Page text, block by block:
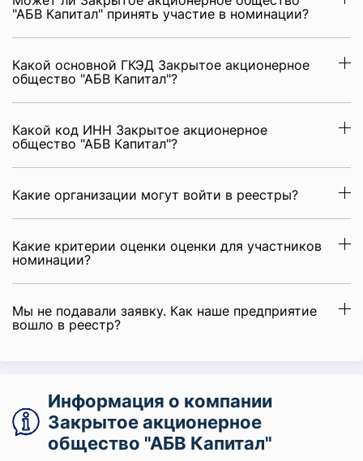
"АБВ Капитал" принять участие в номинации?
Какой основной ГКЭД Закрытое акционерное
общество "АБВ Капитал"?
Какой код ИНН Закрытое акционерное
общество "АБВ Капитал"?
Какие организации могут войти в реестры?
Какие критерии оценки оценки для участников
номинации?
Мы не подавали заявку. Как наше предприятие
вошло в реестр?
Информация о компании
Закрытое акционерное
общество "АБВ Капитал"